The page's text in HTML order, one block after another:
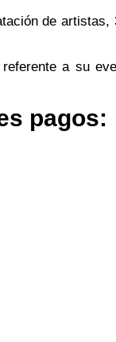
de artistas,
a su
pagos: